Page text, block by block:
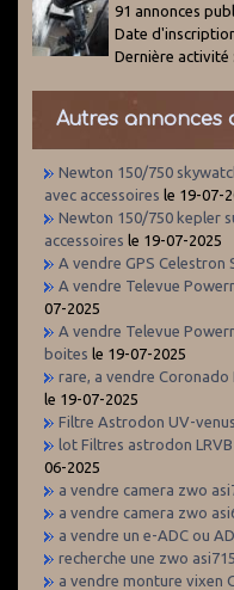
91 annonces
Date
Dernière activité
Autres annonces
Newton 150/750
avec accessoires le 19-07-
Newton 150/750 kepler
accessoires le 19-07-2025
A vendre GPS Celestron
A vendre Televue
07-2025
A vendre Televue
boites le 19-07-2025
rare, a vendre
le 19-07-2025
Filtre Astrodon UV-
lot Filtres astrodon
06-2025
a vendre camera zwo
a vendre camera zwo
a vendre un e-ADC ou
recherche une zwo
a vendre monture vixen